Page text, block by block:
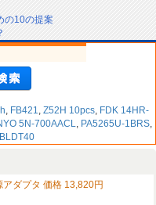
の10の提案
, FB421, Z52H 10pcs, FDK 14HR-
5N-700AACL, PA5265U-1BRS,
ダプタ 価格 13,820円